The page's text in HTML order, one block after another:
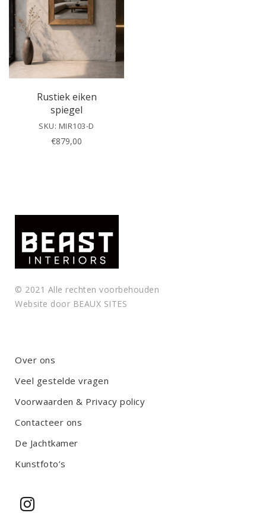
h
i
s
f
i
e
Rustiek eiken
spiegel
SKU: MIR103-D
€879,00
© 2021 Alle rechten voorbehouden
Website door BEAUX SITES
Over ons
Veel gestelde vragen
Voorwaarden & Privacy policy
Contacteer ons
De Jachtkamer
Kunstfoto’s